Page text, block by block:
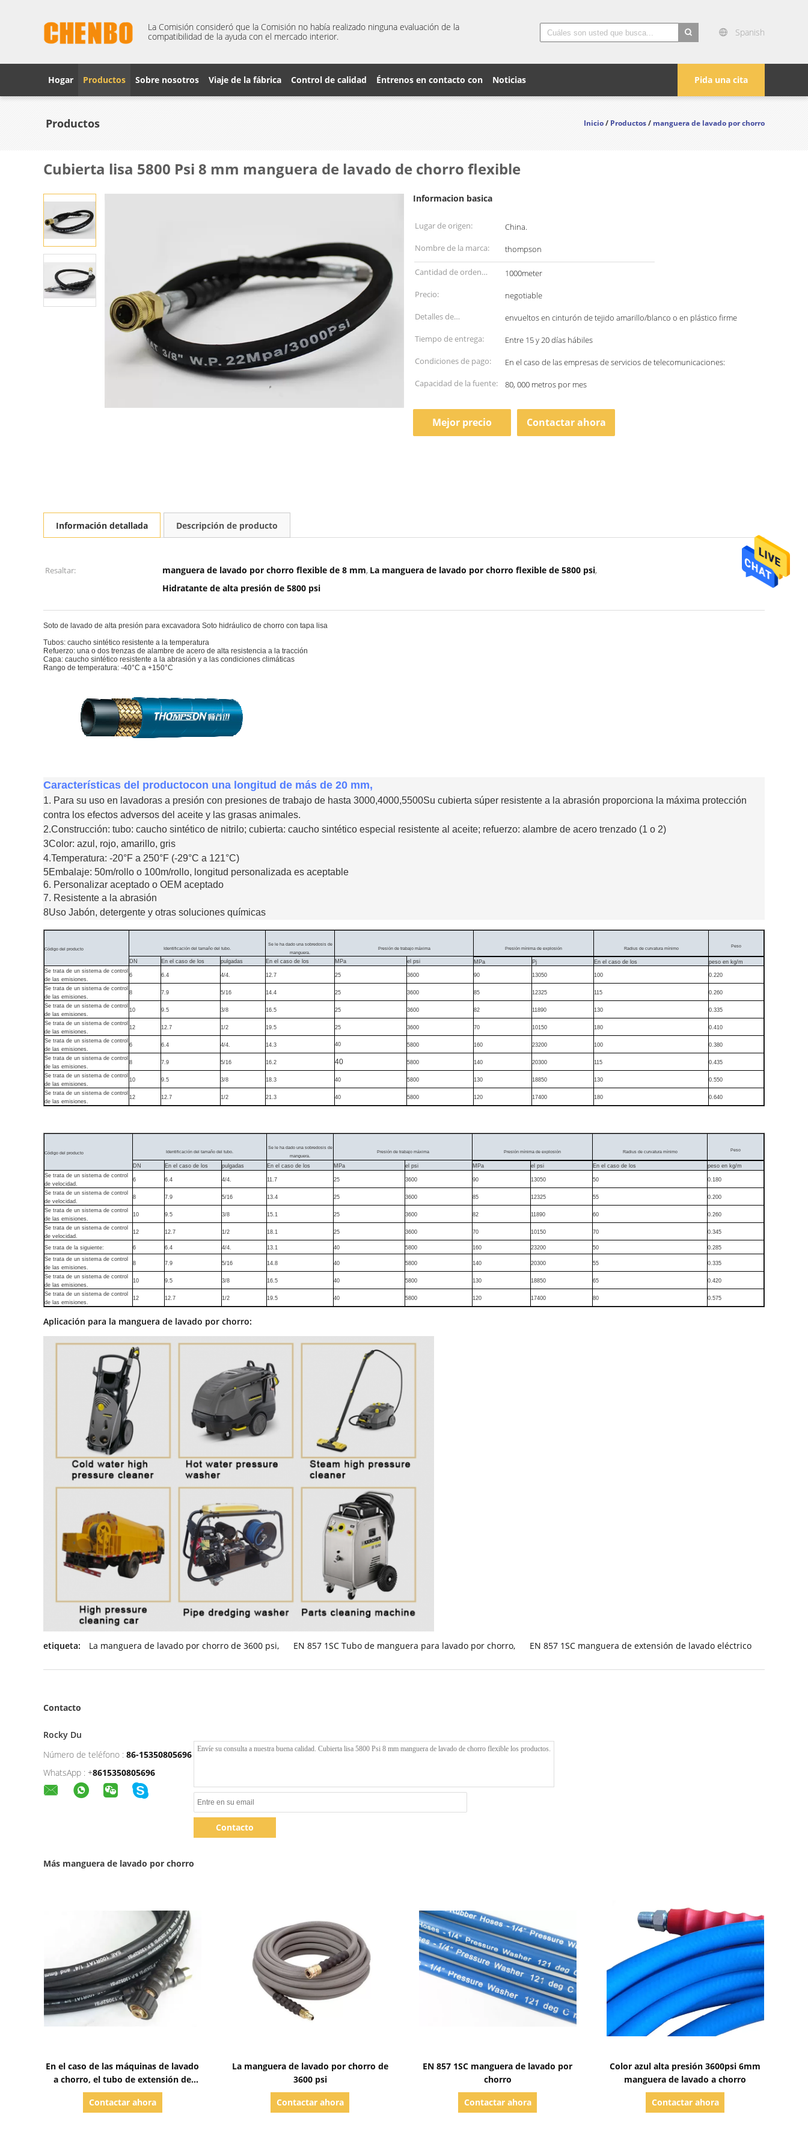
La Comisión consideró que la Comisión no había realizado ninguna evaluación de la
compatibilidad de la ayuda con el mercado interior.
Spanish
Pida una cita
Hogar Productos Sobre nosotros Viaje de la fábrica Control de calidad Éntrenos en contacto con Noticias
Productos Inicio/Productos/manguera de lavado por chorro
Cubierta lisa 5800 Psi 8 mm manguera de lavado de chorro flexible
Informacion basica
Lugar de origen:
China.
Nombre de la marca:
thompson
Cantidad de orden
mínima:
1000meter
Precio:
negotiable
Detalles de
empaquetado:
envueltos en cinturón de tejido amarillo/blanco o en plástico firme
Tiempo de entrega:
Entre 15 y 20 días hábiles
Condiciones de pago:
En el caso de las empresas de servicios de telecomunicaciones:
Capacidad de la fuente:
80, 000 metros por mes
Mejor precio Contactar ahora
Información detallada Descripción de producto
Resaltar: manguera de lavado por chorro flexible de 8 mm, La manguera de lavado por chorro flexible de 5800 psi,
Hidratante de alta presión de 5800 psi
Soto de lavado de alta presión para excavadora Soto hidráulico de chorro con tapa lisa
Tubos: caucho sintético resistente a la temperatura
Refuerzo: una o dos trenzas de alambre de acero de alta resistencia a la tracción
Capa: caucho sintético resistente a la abrasión y a las condiciones climáticas
Rango de temperatura: -40°C a +150°C
Características del productocon una longitud de más de 20 mm,
1. Para su uso en lavadoras a presión con presiones de trabajo de hasta 3000,4000,5500Su cubierta súper resistente a la abrasión proporciona la máxima protección
contra los efectos adversos del aceite y las grasas animales.
2.Construcción: tubo: caucho sintético de nitrilo; cubierta: caucho sintético especial resistente al aceite; refuerzo: alambre de acero trenzado (1 o 2)
3Color: azul, rojo, amarillo, gris
4.Temperatura: -20°F a 250°F (-29°C a 121°C)
5Embalaje: 50m/rollo o 100m/rollo, longitud personalizada es aceptable
6. Personalizar aceptado o OEM aceptado
7. Resistente a la abrasión
8Uso Jabón, detergente y otras soluciones químicas
Código del producto Identificación del tamaño del tubo.
Se le ha dado una sobredosis de
manguera.
Presión de trabajo máxima Presión mínima de explosión Radius de curvatura mínimo
Peso
DN En el caso de los pulgadas En el caso de los MPa el psi MPa Pj En el caso de los
peso en kg/m
Se trata de un sistema de control
de las emisiones.
6 6.4 4/4. 12.7 25 3600 90 13050 100 0.220
Se trata de un sistema de control
de las emisiones.
8 7.9 5/16 14.4 25 3600 85 12325 115 0.260
Se trata de un sistema de control
de las emisiones.
10 9.5 3/8 16.5 25 3600 82 11890 130 0.335
Se trata de un sistema de control
de las emisiones.
12 12.7 1/2 19.5 25 3600 70 10150 180 0.410
Se trata de un sistema de control
de las emisiones.
6 6.4 4/4. 14.3 40 5800 160 23200 100 0.380
Se trata de un sistema de control
de las emisiones.
8 7.9 5/16 16.2 40 5800 140 20300 115 0.435
Se trata de un sistema de control
de las emisiones.
10 9.5 3/8 18.3 40 5800 130 18850 130 0.550
Se trata de un sistema de control
de las emisiones.
12 12.7 1/2 21.3 40 5800 120 17400 180 0.640
Código del producto Identificación del tamaño del tubo.
Se le ha dado una sobredosis de
manguera.
Presión de trabajo máxima Presión mínima de explosión Radius de curvatura mínimo Peso
DN En el caso de los pulgadas En el caso de los MPa el psi MPa el psi En el caso de los
peso en kg/m
Se trata de un sistema de control
de velocidad.
6 6.4 4/4. 11.7 25 3600 90 13050 50 0.180
Se trata de un sistema de control
de velocidad.
8 7.9 5/16 13.4 25 3600 85 12325 55 0.200
Se trata de un sistema de control
de las emisiones.
10 9.5 3/8 15.1 25 3600 82 11890 60 0.260
Se trata de un sistema de control
de velocidad.
12 12.7 1/2 18.1 25 3600 70 10150 70 0.345
Se trata de la siguiente: 6 6.4 4/4. 13.1 40 5800 160 23200 50
0.285
Se trata de un sistema de control
de las emisiones.
8 7.9 5/16 14.8 40 5800 140 20300 55 0.335
Se trata de un sistema de control
de las emisiones.
10 9.5 3/8 16.5 40 5800 130 18850 65 0.420
Se trata de un sistema de control
de las emisiones.
12 12.7 1/2 19.5 40 5800 120 17400 80 0.575
Aplicación para la manguera de lavado por chorro:
etiqueta: La manguera de lavado por chorro de 3600 psi, EN 857 1SC Tubo de manguera para lavado por chorro, EN 857 1SC manguera de extensión de lavado eléctrico
Contacto
Rocky Du
Número de teléfono : 86-15350805696
WhatsApp : +8615350805696
Contacto
Más manguera de lavado por chorro
En el caso de las máquinas de lavado
a chorro, el tubo de extensión de
Thompson
Contactar ahora
La manguera de lavado por chorro de
3600 psi
Contactar ahora
EN 857 1SC manguera de lavado por
chorro
Contactar ahora
Color azul alta presión 3600psi 6mm
manguera de lavado a chorro
Contactar ahora